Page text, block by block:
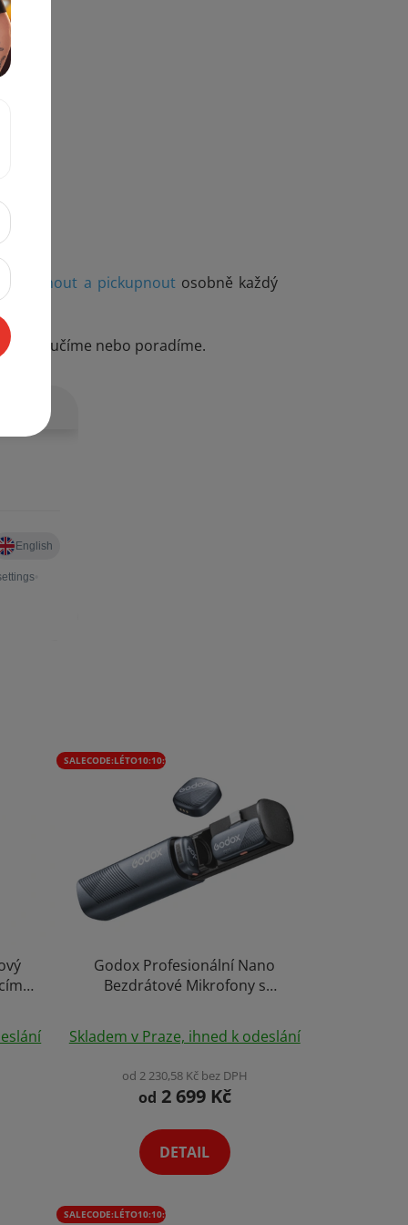
a pickupnoutosobně každý
doporučíme nebo poradíme.
SALECODE:LÉTO10:10:%
Godox Profesionální Nano
Bezdrátové Mikrofony s
Výběr Variant
hodnocení
produktu
je
z
Skladem v Praze, ihned k odeslání
od 2 230,58 Kč bez DPH
od 2 699 Kč
DETAIL
SALECODE:LÉTO10:10:%